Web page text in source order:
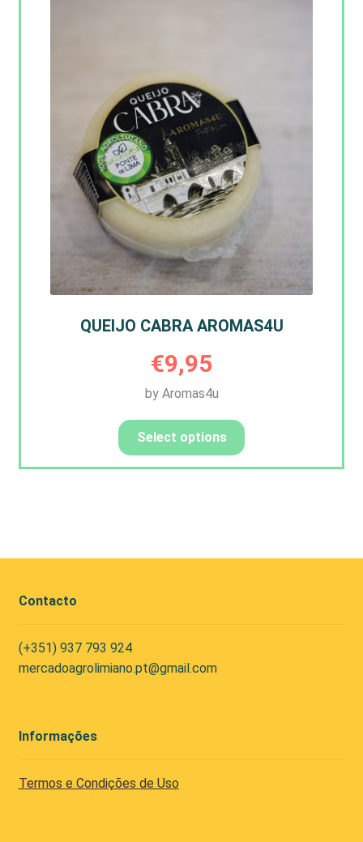
QUEIJO CABRA AROMAS4U
€9,95
by Aromas4u
Select options
Contacto
(+351) 937 793 924
mercadoagrolimiano.pt@gmail.com
Informações
Termos e Condições de Uso